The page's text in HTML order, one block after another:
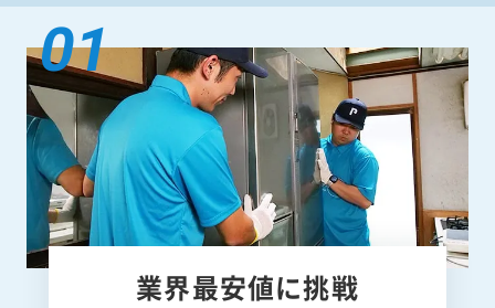
業界最安値に挑戦